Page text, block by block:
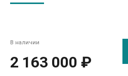
В наличии
2 163 000 ₽